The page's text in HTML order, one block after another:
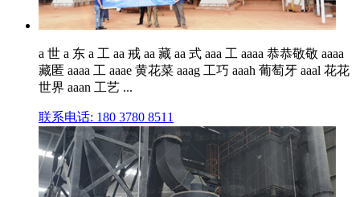
a 世 a 东 a 工 aa 戒 aa 藏 aa 式 aaa 工 aaaa 恭恭敬敬 aaaa
藏匿 aaaa 工 aaae 黄花菜 aaag 工巧 aaah 葡萄牙 aaal 花花
世界 aaan 工艺 ...
联系电话: 180 3780 8511